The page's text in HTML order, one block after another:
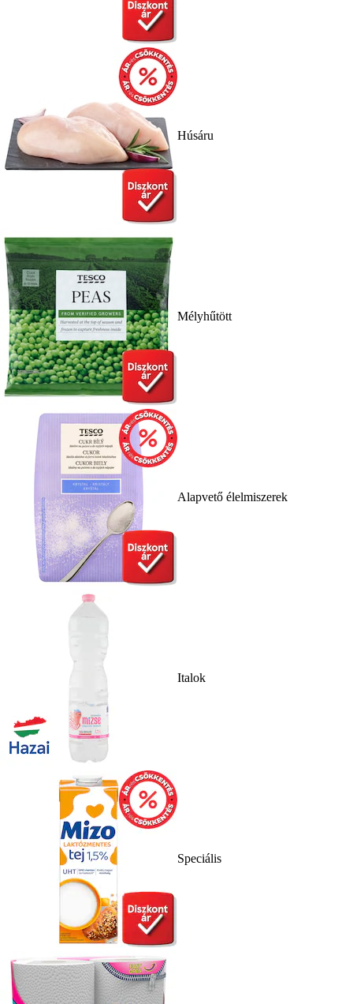
Húsáru
Mélyhűtött
Alapvető élelmiszerek
Italok
Speciális